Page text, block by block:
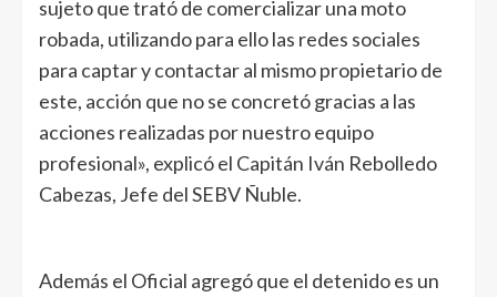
sujeto que trató de comercializar una moto
robada, utilizando para ello las redes sociales
para captar y contactar al mismo propietario de
este, acción que no se concretó gracias a las
acciones realizadas por nuestro equipo
profesional», explicó el Capitán Iván Rebolledo
Cabezas, Jefe del SEBV Ñuble.
Además el Oficial agregó que el detenido es un